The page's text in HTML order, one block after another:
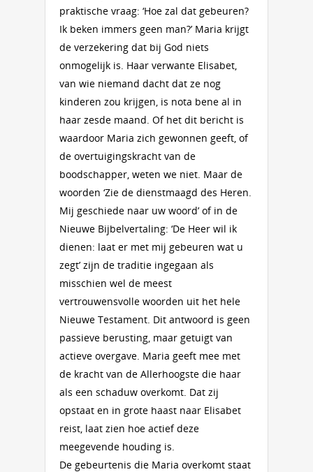
praktische vraag: ‘Hoe zal dat gebeuren?
Ik beken immers geen man?’ Maria krijgt
de verzekering dat bij God niets
onmogelijk is. Haar verwante Elisabet,
van wie niemand dacht dat ze nog
kinderen zou krijgen, is nota bene al in
haar zesde maand. Of het dit bericht is
waardoor Maria zich gewonnen geeft, of
de overtuigingskracht van de
boodschapper, weten we niet. Maar de
woorden ‘Zie de dienstmaagd des Heren.
Mij geschiede naar uw woord’ of in de
Nieuwe Bijbelvertaling: ‘De Heer wil ik
dienen: laat er met mij gebeuren wat u
zegt’ zijn de traditie ingegaan als
misschien wel de meest
vertrouwensvolle woorden uit het hele
Nieuwe Testament. Dit antwoord is geen
passieve berusting, maar getuigt van
actieve overgave. Maria geeft mee met
de kracht van de Allerhoogste die haar
als een schaduw overkomt. Dat zij
opstaat en in grote haast naar Elisabet
reist, laat zien hoe actief deze
meegevende houding is.
De gebeurtenis die Maria overkomt staat